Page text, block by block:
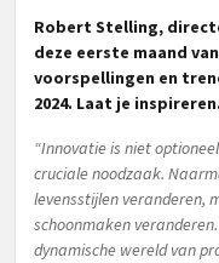
Robert Stelling,
deze eerste maand
voorspellingen en
2024. Laat je inspireren.
“Innovatie is niet
cruciale noodzaak.
levensstijlen veranderen,
schoonmaken
dynamische wereld van